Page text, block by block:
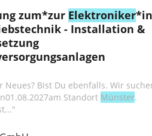
zum*zur Elektroniker*in
- Installation &
Neues? Bist Du ebenfalls. Wir
Standort Münster.